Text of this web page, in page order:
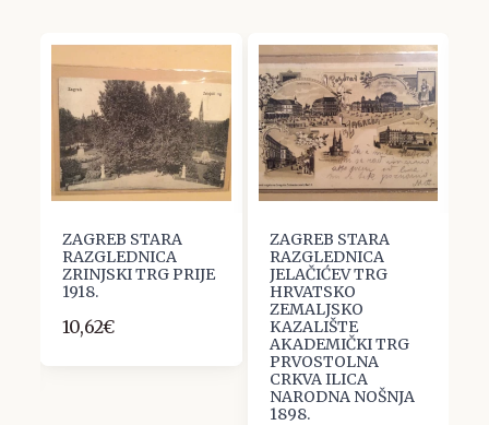
ZAGREB STARA
RAZGLEDNICA
ZRINJSKI TRG PRIJE
1918.
10,62€
ZAGREB STARA
RAZGLEDNICA
JELAČIĆEV TRG
HRVATSKO
ZEMALJSKO
KAZALIŠTE
AKADEMIČKI TRG
PRVOSTOLNA
CRKVA ILICA
NARODNA NOŠNJA
1898.